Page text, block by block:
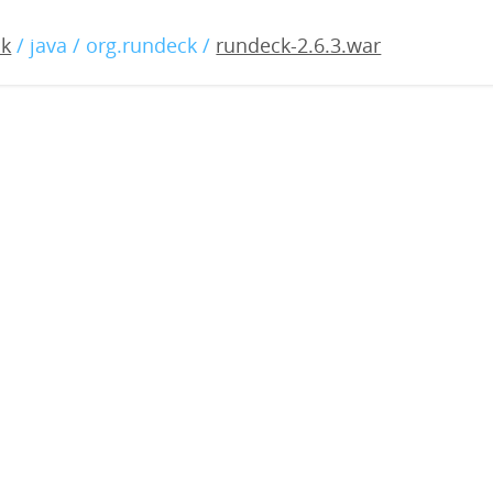
/ java / org.rundeck / rundeck-2.6.3.war